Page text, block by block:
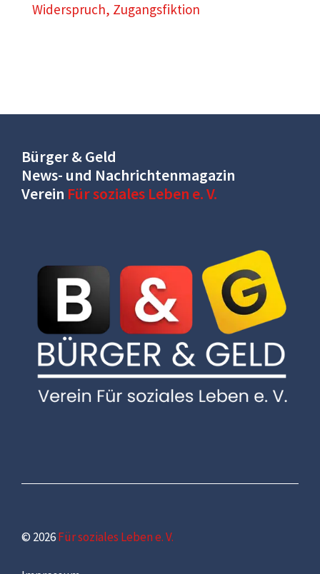
Widerspruch, Zugangsfiktion
Bürger & Geld
News- und Nachrichtenmagazin
Verein Für soziales Leben e. V.
© 2026Für soziales Leben e. V.